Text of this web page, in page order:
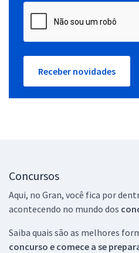
Receber novidades
Concursos
Aqui, no Gran, você fica por
acontecendo no mundo dos
Saiba quais são as melhores
concurso e comece a se